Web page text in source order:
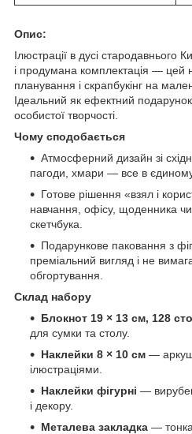
Опис:
Ілюстрації в дусі стародавнього
і продумана комплектація — цей
планування і скрапбукінг на
Ідеальний як ефектний
особистої творчості.
Чому сподобається
Атмосферний дизайн зі
пагоди, хмари — все в
Готове рішення «взял і
навчання, офісу, щоденника
скетчбука.
Подарункове паковання з
преміальний вигляд і не
обгортування.
Склад набору
Блокнот 19 × 13 см, 128
для сумки та столу.
Наклейки 8 × 10 см —
ілюстраціями.
Наклейки фігурні —
і декору.
Металева закладка —